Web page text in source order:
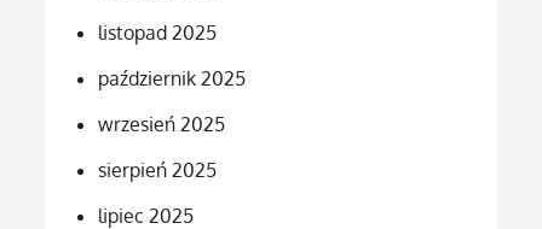
listopad 2025
październik 2025
wrzesień 2025
sierpień 2025
lipiec 2025